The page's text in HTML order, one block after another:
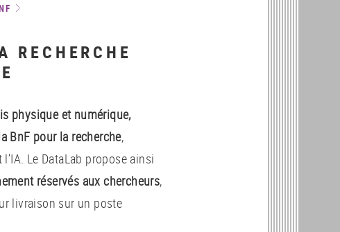
RECHERCHE
physique et numérique,
BnF pour la recherche,
Le DataLab propose ainsi
réservés aux chercheurs,
livraison sur un poste